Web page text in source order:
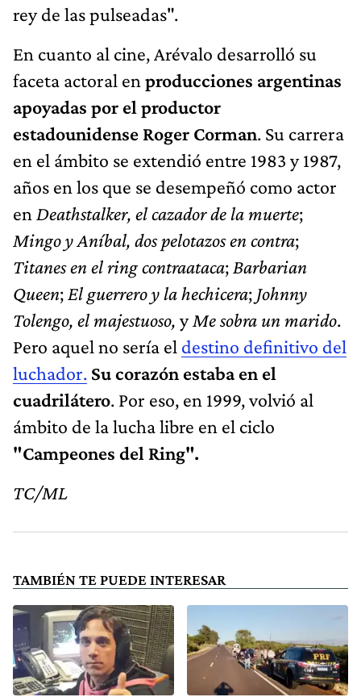
rey de las pulseadas".
En cuanto al cine, Arévalo desarrolló su
faceta actoral en producciones argentinas
apoyadas por el productor
estadounidense Roger Corman. Su carrera
en el ámbito se extendió entre 1983 y 1987,
años en los que se desempeñó como actor
en Deathstalker, el cazador de la muerte;
Mingo y Aníbal, dos pelotazos en contra;
Titanes en el ring contraataca; Barbarian
Queen; El guerrero y la hechicera; Johnny
Tolengo, el majestuoso, yMe sobra un marido.
Pero aquel no sería el destino definitivo del
luchador. Su corazón estaba en el
cuadrilátero. Por eso, en 1999, volvió al
ámbito de la lucha libre en el ciclo
"Campeones del Ring".
TC/ML
TAMBIÉN TE PUEDE INTERESAR